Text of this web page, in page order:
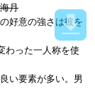
月
好意の強さは彼を
わった一人称を使
い要素が多い。男